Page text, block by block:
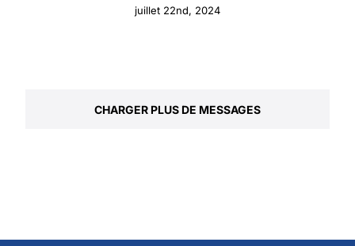
juillet 22nd, 2024
CHARGER PLUS DE MESSAGES